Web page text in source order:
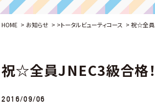
HOME > お知らせ > >トータルビューティコース > 祝☆全員
祝☆全員JNEC3級合格
2016/09/06